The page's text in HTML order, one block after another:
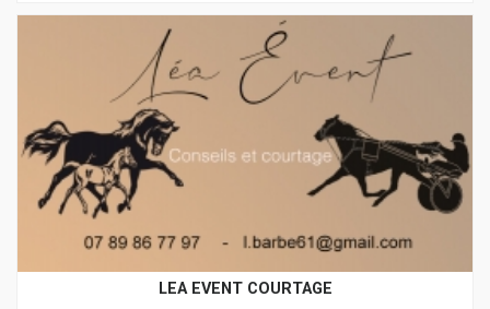
LEA EVENT COURTAGE